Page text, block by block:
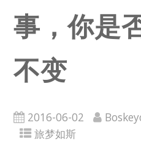
事，你是
不变
2016-06-02
旅梦如斯